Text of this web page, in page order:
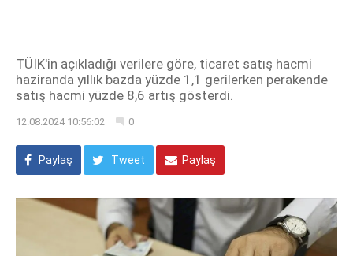
TÜİK'in açıkladığı verilere göre, ticaret satış hacmi
haziranda yıllık bazda yüzde 1,1 gerilerken perakende
satış hacmi yüzde 8,6 artış gösterdi.
12.08.2024 10:56:02 0
Paylaş Tweet Paylaş